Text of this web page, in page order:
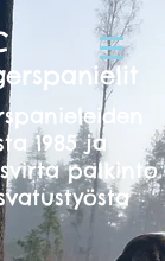
1985 ja
palkinto